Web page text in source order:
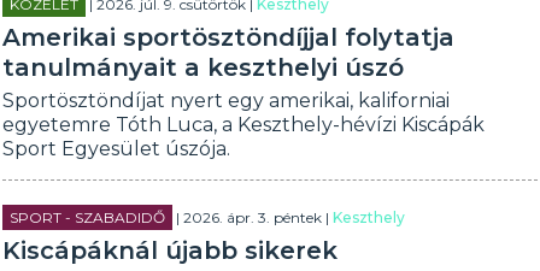
KÖZÉLET | 2026. júl. 9. csütörtök |Keszthely
Amerikai sportösztöndíjjal folytatja
tanulmányait a keszthelyi úszó
Sportösztöndíjat nyert egy amerikai, kaliforniai
egyetemre Tóth Luca, a Keszthely-hévízi Kiscápák
Sport Egyesület úszója.
SPORT - SZABADIDŐ | 2026. ápr. 3. péntek |Keszthely
Kiscápáknál újabb sikerek